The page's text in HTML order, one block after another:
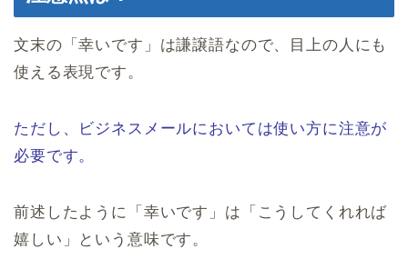
文末の「幸いです」は謙譲語なので、目上の人にも
使える表現です。
ただし、ビジネスメールにおいては使い方に注意が
必要です。
前述したように「幸いです」は「こうしてくれれば
嬉しい」という意味です。